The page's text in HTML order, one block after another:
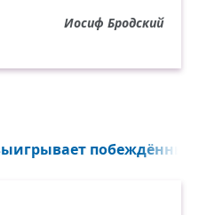
Иосиф Бродский